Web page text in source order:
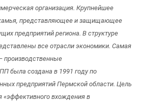
организация. Крупнейшее
представляющее и защищающее
предприятий региона. В структуре
все отрасли экономики. Самая
производственные
была создана в 1991 году по
предприятий Пермской области. Цель
«эффективного вхождения в